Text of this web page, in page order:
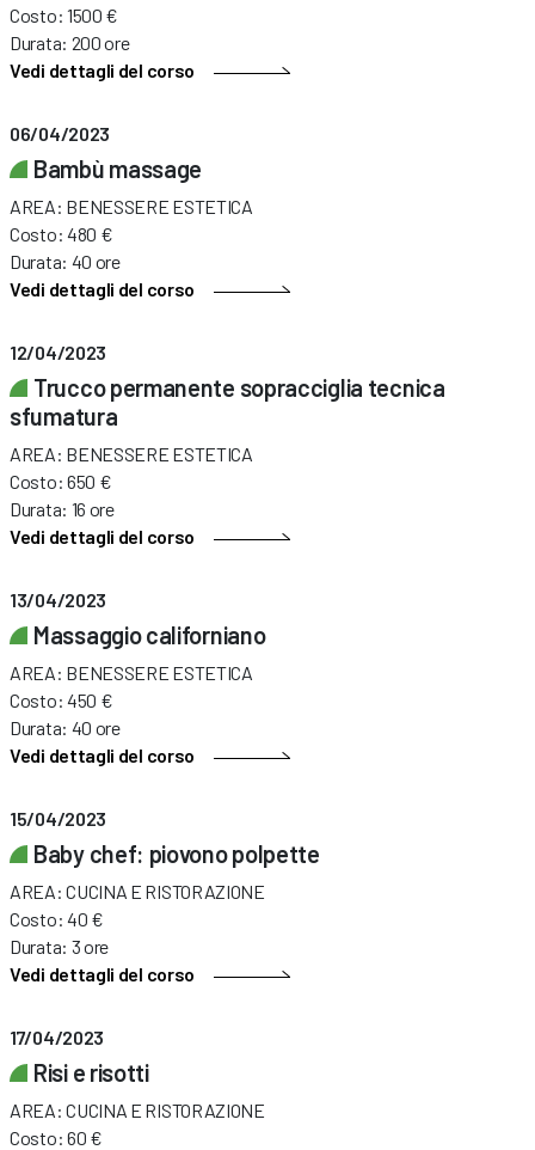
12/04/2023
Trucco permanente sopracciglia tecnica
sfumatura
AREA: BENESSERE ESTETICA
Costo: 650 €
Durata: 16 ore
Vedi dettagli del corso
13/04/2023
Massaggio californiano
AREA: BENESSERE ESTETICA
Costo: 450 €
Durata: 40 ore
Vedi dettagli del corso
Costo: 1500 €
Durata: 200 ore
Vedi dettagli del corso
17/04/2023
Risi e risotti
AREA: CUCINA E RISTORAZIONE
Costo: 60 €
15/04/2023
Baby chef: piovono polpette
AREA: CUCINA E RISTORAZIONE
Costo: 40 €
Durata: 3 ore
Vedi dettagli del corso
06/04/2023
Bambù massage
AREA: BENESSERE ESTETICA
Costo: 480 €
Durata: 40 ore
Vedi dettagli del corso